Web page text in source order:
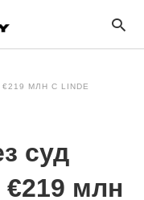
МЛН С LINDE
суд
€219 млн